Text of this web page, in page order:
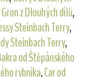
Gron z Dlouhých dílů,
Steinbach Terry,
Steinbach Terry,
od Štěpánského
rybníka,Car od